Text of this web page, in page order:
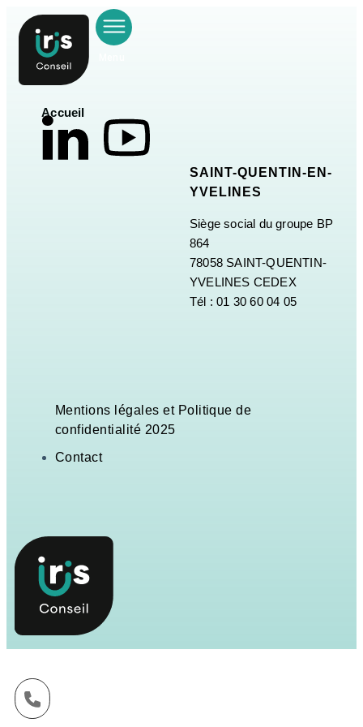
Accueil
SAINT-QUENTIN-EN-
YVELINES
Siège social du groupe BP
864
78058 SAINT-QUENTIN-
YVELINES CEDEX
Tél : 01 30 60 04 05
Mentions légales et Politique de
confidentialité 2025
Contact